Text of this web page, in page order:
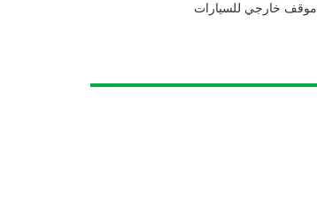
موقف خارجي للسيارات